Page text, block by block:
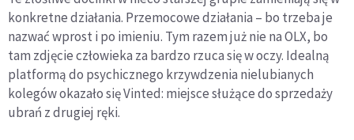
konkretne działania. Przemocowe działania – bo trzeba je
nazwać wprost i po imieniu. Tym razem już nie na OLX, bo
tam zdjęcie człowieka za bardzo rzuca się w oczy. Idealną
platformą do psychicznego krzywdzenia nielubianych
kolegów okazało się Vinted: miejsce służące do sprzedaży
ubrań z drugiej ręki.